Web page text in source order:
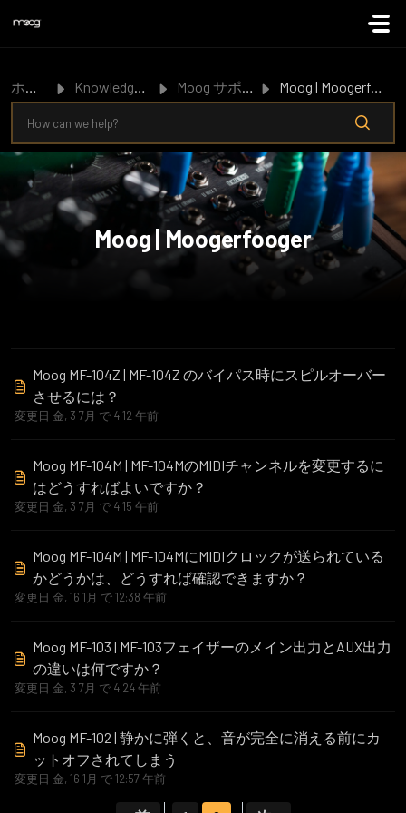
ホーム Knowledge Base Moog サポート Moog | Moogerfooger
Moog | Moogerfooger
Moog MF-104Z | MF-104Z のバイパス時にスピルオーバー
させるには？
変更日 金, 3 7月 で 4:12 午前
Moog MF-104M | MF-104MのMIDIチャンネルを変更するに
はどうすればよいですか？
変更日 金, 3 7月 で 4:15 午前
Moog MF-104M | MF-104MにMIDIクロックが送られている
かどうかは、どうすれば確認できますか？
変更日 金, 16 1月 で 12:38 午前
Moog MF-103 | MF-103フェイザーのメイン出力とAUX出力
の違いは何ですか？
変更日 金, 3 7月 で 4:24 午前
Moog MF-102 | 静かに弾くと、音が完全に消える前にカ
ットオフされてしまう
変更日 金, 16 1月 で 12:57 午前